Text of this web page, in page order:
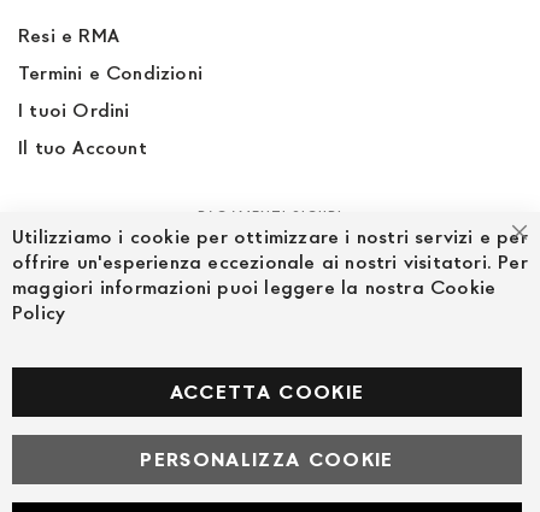
Resi e RMA
Termini e Condizioni
I tuoi Ordini
Il tuo Account
PAGAMENTI SICURI
Facebook
© Powered by MAV Arreda s.r.l. | P.IVA IT05919160969
Corso Lodi, 2 | Milano - pec mavarreda@pec.it
Utilizziamo i cookie per ottimizzare i nostri servizi e per
offrire un'esperienza eccezionale ai nostri visitatori. Per
maggiori informazioni puoi leggere la nostra Cookie
Policy
ACCETTA COOKIE
PERSONALIZZA COOKIE